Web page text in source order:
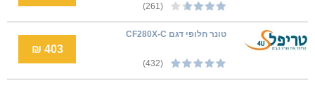
(261)
טונר חלופי דגם CF280X-C
(432)
403 ₪